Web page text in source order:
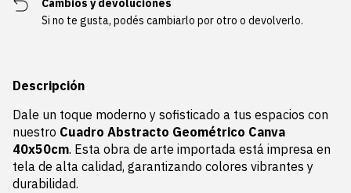
Cambios y devoluciones
Si no te gusta, podés cambiarlo por otro o devolverlo.
Descripción
Dale un toque moderno y sofisticado a tus espacios con
nuestro Cuadro Abstracto Geométrico Canva
40x50cm. Esta obra de arte importada está impresa en
tela de alta calidad, garantizando colores vibrantes y
durabilidad.